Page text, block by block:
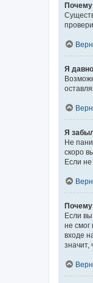
Почему
Я
Я
Не
скоро
Если
Почему
Если
не смог
входе
значит,